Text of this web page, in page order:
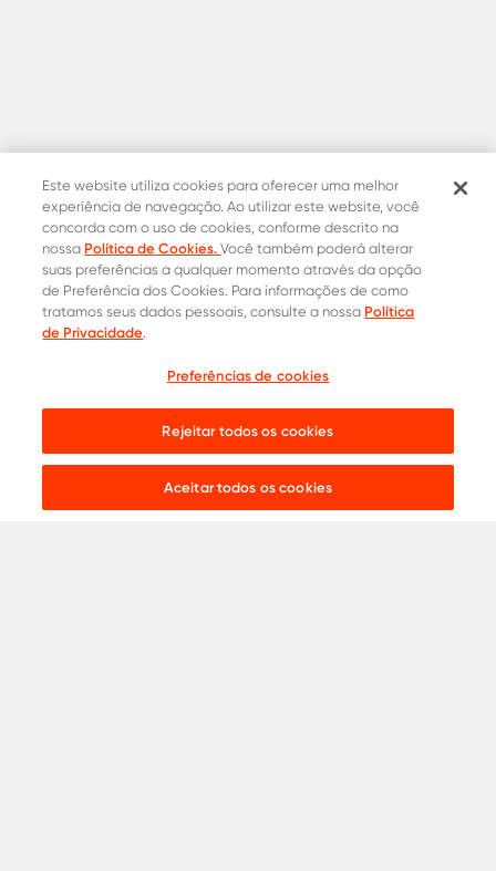
Contatos Oficiais
Live chat:
Este website utiliza cookies para oferecer uma melhor
experiência de navegação. Ao utilizar este website, você
concorda com o uso de cookies, conforme descrito na
nossa Política de Cookies.Você também poderá alterar
suas preferências a qualquer momento através da opção
de Preferência dos Cookies. Para informações de como
tratamos seus dados pessoais, consulte a nossa Política
de Privacidade.
Preferências de cookies
Rejeitar todos os cookies
Aceitar todos os cookies